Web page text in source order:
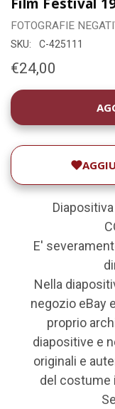
FOTOGRAFIE
SKU: C-425111
€24,00
DISPONIBILITÀ
ATTUALE:
E'
Nella
negozio eBay
proprio
diapositive e
originali e
del costume